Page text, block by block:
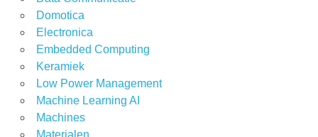
Domotica
Electronica
Embedded Computing
Keramiek
Low Power Management
Machine Learning AI
Machines
Materialen